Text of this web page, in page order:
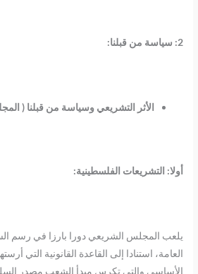
2: سياسة من قبلنا:
الأثر التشريعي وسياسة من قبلنا (
أولا: التشريعات الفلسطينية:
يلعب المجلس الشريعي دورا بارزا في رسم
الأساسي والتي تكرس مبدأ الشعب مصدر